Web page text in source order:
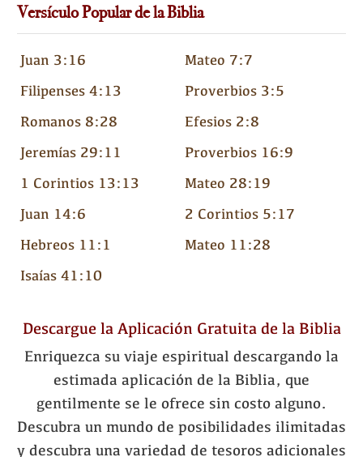
Versículo Popular de la Biblia
Juan 3:16 Mateo 7:7
Filipenses 4:13 Proverbios 3:5
Romanos 8:28 Efesios 2:8
Jeremías 29:11 Proverbios 16:9
1 Corintios 13:13 Mateo 28:19
Juan 14:6 2 Corintios 5:17
Hebreos 11:1 Mateo 11:28
Isaías 41:10
Descargue la Aplicación Gratuita de la Biblia
Enriquezca su viaje espiritual descargando la
estimada aplicación de la Biblia, que
gentilmente se le ofrece sin costo alguno.
Descubra un mundo de posibilidades ilimitadas
y descubra una variedad de tesoros adicionales